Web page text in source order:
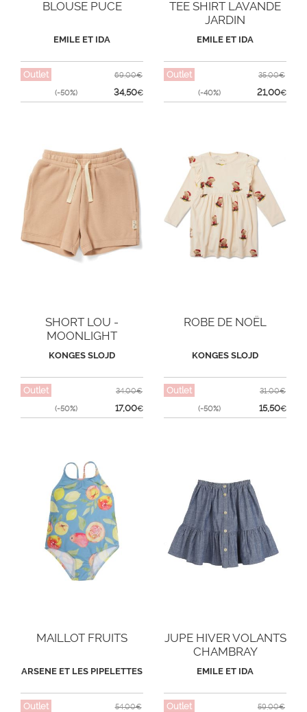
BLOUSE PUCE
EMILE ET IDA
Outlet
(-50%)
69,00€
34,50€
TEE SHIRT LAVANDE
JARDIN
EMILE ET IDA
Outlet
(-40%)
35,00€
21,00€
SHORT LOU -
MOONLIGHT
KONGES SLOJD
Outlet
(-50%)
34,00€
17,00€
ROBE DE NOËL
KONGES SLOJD
Outlet
(-50%)
31,00€
15,50€
MAILLOT FRUITS
ARSENE ET LES PIPELETTES
Outlet 54,00€
JUPE HIVER VOLANTS
CHAMBRAY
EMILE ET IDA
Outlet 59,00€